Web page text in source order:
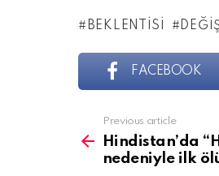
BEKLENTISI
FACEBOOK
more
Previous article
Hindistan’da
nedeniyle ilk